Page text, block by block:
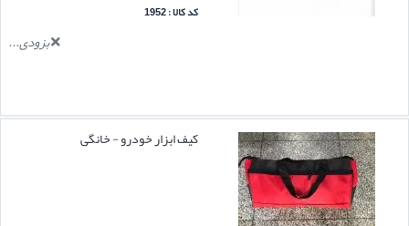
کد کالا : 1952
بزودی...
کیف ابزار خودرو - خانگی